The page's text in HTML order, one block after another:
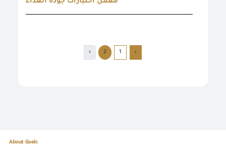
‹
1
2
›
About Goeic